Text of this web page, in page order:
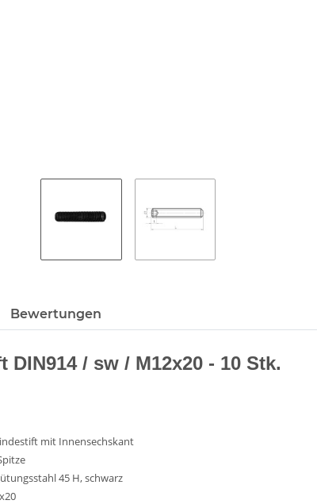
Bewertungen
DIN914 / sw / M12x20 - 10 Stk.
mit Innensechskant
45 H, schwarz